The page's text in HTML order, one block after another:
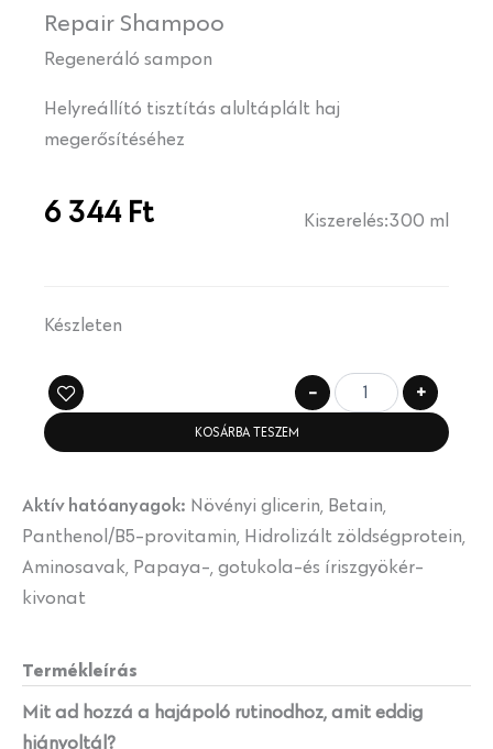
Repair Shampoo
Regeneráló sampon
Helyreállító tisztítás alultáplált haj
megerősítéséhez
6 344 Ft Kiszerelés:300 ml
Készleten
- +
KOSÁRBA TESZEM
Aktív hatóanyagok: Növényi glicerin, Betain,
Panthenol/B5-provitamin, Hidrolizált zöldségprotein,
Aminosavak, Papaya-, gotukola-és íriszgyökér-
kivonat
Termékleírás
Mit ad hozzá a hajápoló rutinodhoz, amit eddig
hiányoltál?